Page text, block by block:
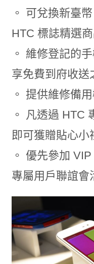
。 可兌換新臺
HTC 標誌精選
。 維修登記的
享免費到府收送
。 提供維修備
。 凡透過 HTC
即可獲贈貼心小
。 優先參加
專屬用戶聯誼會